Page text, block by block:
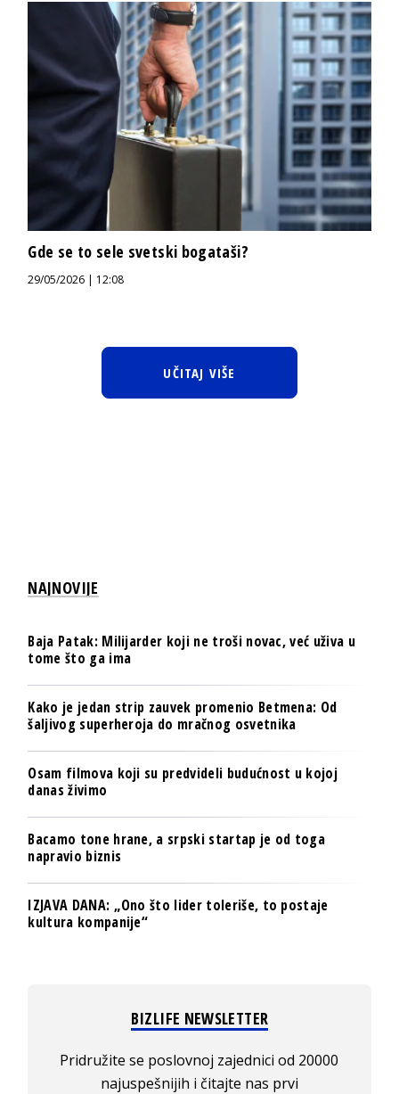
Gde se to sele svetski bogataši?
29/05/2026 | 12:08
UČITAJ VIŠE
NAJNOVIJE
Baja Patak: Milijarder koji ne troši novac, već uživa u
tome što ga ima
Kako je jedan strip zauvek promenio Betmena: Od
šaljivog superheroja do mračnog osvetnika
Osam filmova koji su predvideli budućnost u kojoj
danas živimo
Bacamo tone hrane, a srpski startap je od toga
napravio biznis
IZJAVA DANA: „Ono što lider toleriše, to postaje
kultura kompanije“
BIZLIFE NEWSLETTER
Pridružite se poslovnoj zajednici od 20000
najuspešnijih i čitajte nas prvi